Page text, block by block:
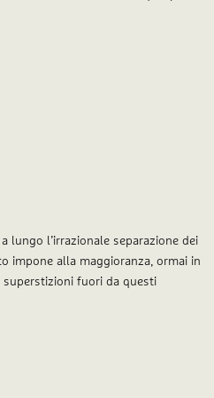
lungo l’irrazionale separazione dei
impone alla maggioranza, ormai in
superstizioni fuori da questi